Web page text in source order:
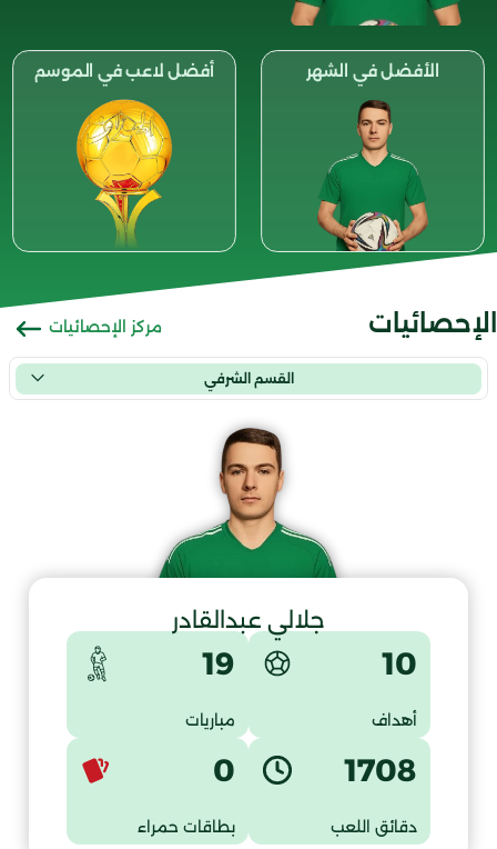
الأفضل في الشهر أفضل لاعب في الموسم
الإحصائيات مركز الإحصائيات
القسم الشرفي
جلالي عبدالقادر
10
أهداف
19
مباريات
1708
دقائق اللعب
0
بطاقات حمراء